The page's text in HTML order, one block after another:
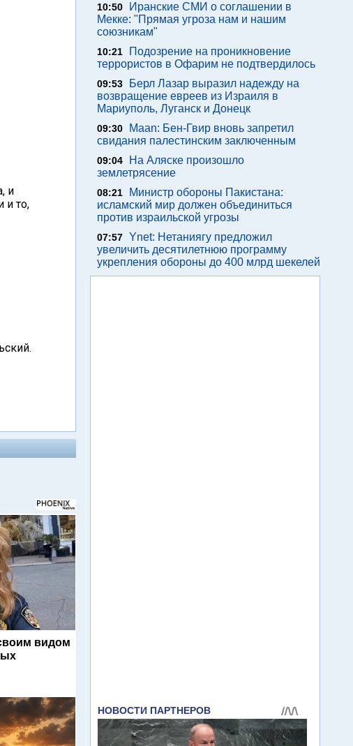
и
и то,
видом
10:50
Иранские СМИ о соглашении в
Мекке: "Прямая угроза нам и нашим
союзникам"
10:21
Подозрение на проникновение
террористов в Офарим не подтвердилось
09:53
Берл Лазар выразил надежду на
возвращение евреев из Израиля в
Мариуполь, Луганск и Донецк
09:30
Maan: Бен-Гвир вновь запретил
свидания палестинским заключенным
09:04
На Аляске произошло
землетрясение
08:21
Министр обороны Пакистана:
исламский мир должен объединиться
против израильской угрозы
07:57 Ynet: Нетаниягу предложил
увеличить десятилетнюю программу
укрепления обороны до 400 млрд шекелей